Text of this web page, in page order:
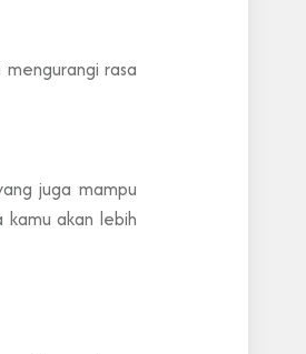
rasa
juga mampu
akan lebih